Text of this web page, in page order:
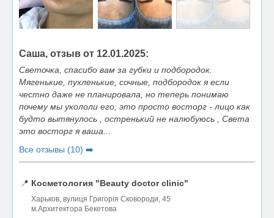
Саша, отзыв от 12.01.2025:
Светочка, спасибо вам за губки и подбородок.
Мягенькие, пухленькие, сочные, подбородок я если
честно даже не планировала, но теперь понимаю
почему мы укололи его, это просто восторг - лицо как
будто вытянулось , остренький не налюбуюсь , Света
это восторг я ваша...
Все отзывы (10) ➡️
📍 Косметология "Beauty doctor clinic"
Харьков, вулиця Григорія Сковороди, 45
м.Архитектора Бекетова